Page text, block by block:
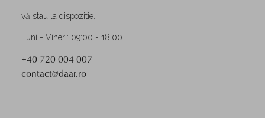
vă stau la dispozitie.
Luni - Vineri: 09:00 - 18:00
+40 720 004 007
contact@daar.ro